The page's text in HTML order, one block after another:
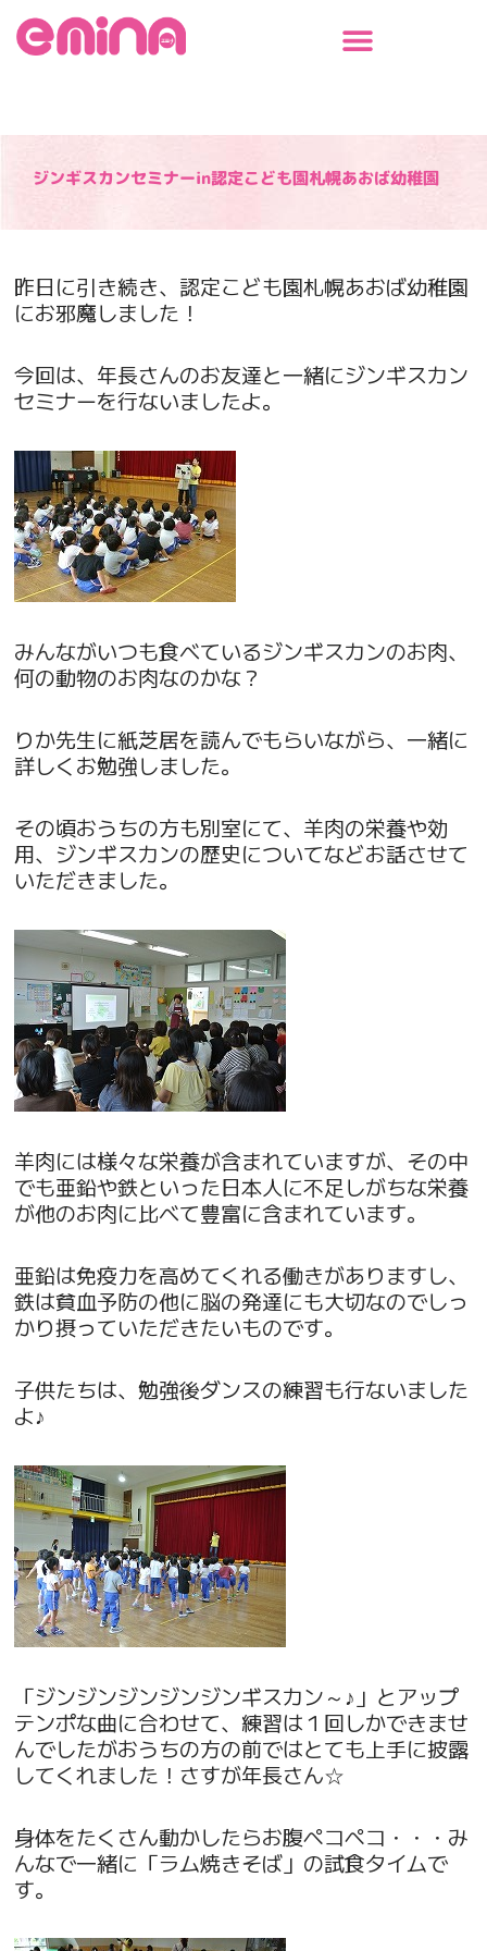
ジンギスカンセミナーin認定こども園札幌あおば幼稚園
昨日に引き続き、認定こども園札幌あおば幼稚園
にお邪魔しました！
今回は、年長さんのお友達と一緒にジンギスカン
セミナーを行ないましたよ。
みんながいつも食べているジンギスカンのお肉、
何の動物のお肉なのかな？
りか先生に紙芝居を読んでもらいながら、一緒に
詳しくお勉強しました。
その頃おうちの方も別室にて、羊肉の栄養や効
用、ジンギスカンの歴史についてなどお話させて
いただきました。
羊肉には様々な栄養が含まれていますが、その中
でも亜鉛や鉄といった日本人に不足しがちな栄養
が他のお肉に比べて豊富に含まれています。
亜鉛は免疫力を高めてくれる働きがありますし、
鉄は貧血予防の他に脳の発達にも大切なのでしっ
かり摂っていただきたいものです。
子供たちは、勉強後ダンスの練習も行ないました
よ♪
「ジンジンジンジンジンギスカン～♪」とアップ
テンポな曲に合わせて、練習は１回しかできませ
んでしたがおうちの方の前ではとても上手に披露
してくれました！さすが年長さん☆
身体をたくさん動かしたらお腹ペコペコ・・・み
んなで一緒に「ラム焼きそば」の試食タイムで
す。